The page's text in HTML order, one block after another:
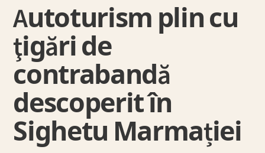
Autoturism plin cu
ţigări de
contrabandă
descoperit în
Sighetu Marmației